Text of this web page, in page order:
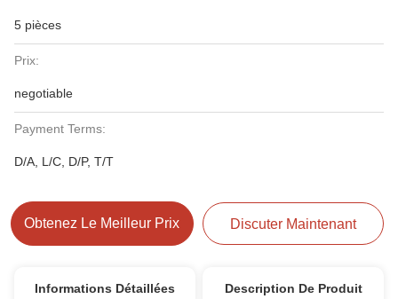
5 pièces
Prix:
negotiable
Payment Terms:
D/A, L/C, D/P, T/T
Obtenez Le Meilleur Prix Discuter Maintenant
Informations Détaillées Description De Produit